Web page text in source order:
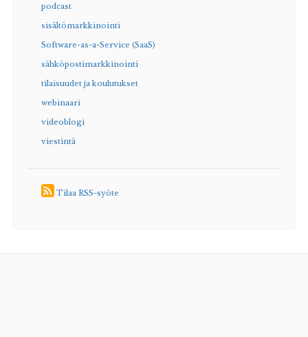
podcast
sisältömarkkinointi
Software-as-a-Service (SaaS)
sähköpostimarkkinointi
tilaisuudet ja koulutukset
webinaari
videoblogi
viestintä
Tilaa RSS-syöte